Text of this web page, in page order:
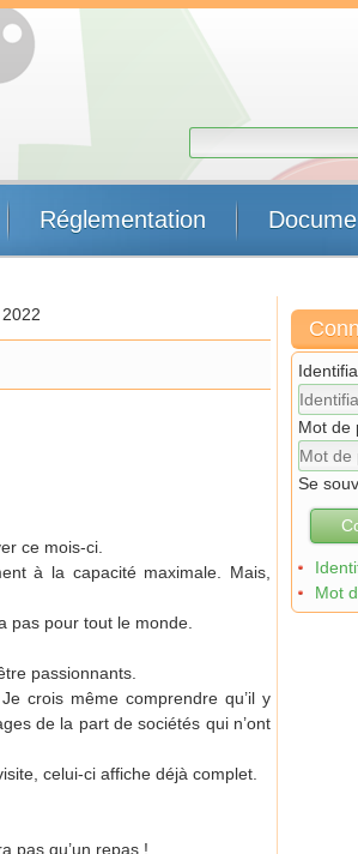
Réglementation
ce mois-ci.
à la capacité maximale. Mais,
pas pour tout le monde.
passionnants.
crois même comprendre qu’il y
de la part de sociétés qui n’ont
celui-ci affiche déjà complet.
pas qu’un repas !
Mot de
Se
Mot